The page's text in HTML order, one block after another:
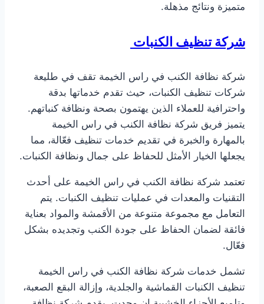
متميزة ونتائج مذهلة.
شركة تنظيف الكنبات
شركة نظافة الكنب في راس الخيمة تقف في طليعة
شركات تنظيف الكنبات، حيث تقدم خدماتها بدقة
واحترافية للعملاء الذين يهتمون بصحة ونظافة كنباتهم.
يتميز فريق شركة نظافة الكنب في راس الخيمة
بالمهارة والخبرة في تقديم خدمات تنظيف فعّالة، مما
يجعلها الخيار الأمثل للحفاظ على جمال ونظافة الكنبات.
تعتمد شركة نظافة الكنب في راس الخيمة على أحدث
التقنيات والمعدات في عمليات تنظيف الكنبات. يتم
التعامل مع مجموعة متنوعة من الأقمشة والمواد بعناية
فائقة لضمان الحفاظ على جودة الكنب وتجديده بشكل
فعّال.
تشمل خدمات شركة نظافة الكنب في راس الخيمة
تنظيف الكنبات القماشية والجلدية، وإزالة البقع الصعبة،